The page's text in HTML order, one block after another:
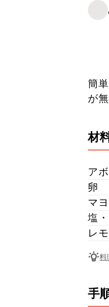
簡
が
材
ア
卵
マ
塩
レ
料
手